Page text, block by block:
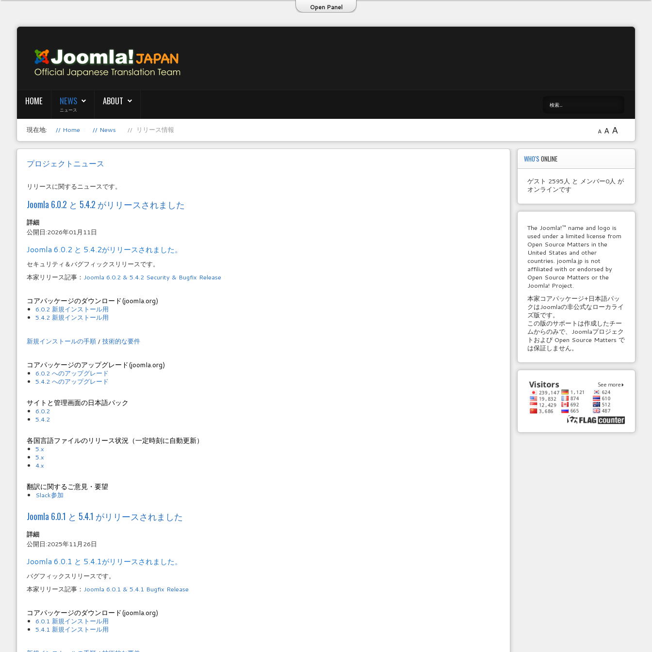
Open Panel
HOME NEWS
ニュース
ABOUT
現在地: Home News リリース情報 A A A
プロジェクトニュース
リリースに関するニュースです。
Joomla 6.0.2 と 5.4.2 がリリースされました
詳細
公開日:2026年01月11日
Joomla 6.0.2 と 5.4.2がリリースされました。
セキュリティ＆バグフィックスリリースです。
本家リリース記事： Joomla 6.0.2 & 5.4.2 Security & Bugfix Release
コアパッケージのダウンロード(joomla.org)
6.0.2 新規インストール用
5.4.2 新規インストール用
新規インストールの手順/ 技術的な要件
コアパッケージのアップグレード(joomla.org)
6.0.2 へのアップグレード
5.4.2 へのアップグレード
サイトと管理画面の日本語パック
6.0.2
5.4.2
各国言語ファイルのリリース状況（一定時刻に自動更新）
5.x
5.x
4.x
翻訳に関するご意見・要望
Slack参加
Joomla 6.0.1 と 5.4.1 がリリースされました
詳細
公開日:2025年11月26日
Joomla 6.0.1 と 5.4.1がリリースされました。
バグフィックスリリースです。
本家リリース記事： Joomla 6.0.1 & 5.4.1 Bugfix Release
コアパッケージのダウンロード(joomla.org)
6.0.1 新規インストール用
5.4.1 新規インストール用
WHO'SONLINE
ゲスト 2595人 と メンバー0人 が
オンラインです
The Joomla!™ name and logo is
used under a limited license from
Open Source Matters in the
United States and other
countries. joomla.jp is not
affiliated with or endorsed by
Open Source Matters or the
Joomla! Project.
本家コアパッケージ+日本語パッ
クはJoomlaの非公式なローカライ
ズ版です。
この版のサポートは作成したチー
ムからのみで、Joomlaプロジェク
トおよび Open Source Matters で
は保証しません。